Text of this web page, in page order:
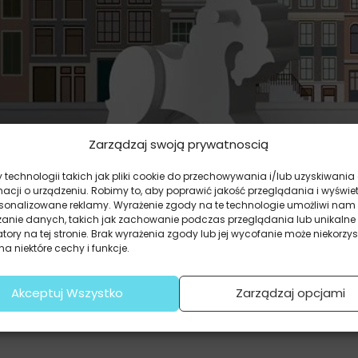
Zarządzaj swoją prywatnoscią
technologii takich jak pliki cookie do przechowywania i/lub uzyskiwania
o urządzeniu. Robimy to, aby poprawić jakość przeglądania i
reklamy. Wyrażenie zgody na te technologie umożliwi nam
danych, takich jak zachowanie podczas przeglądania lub unikalne
na tej stronie. Brak wyrażenia zgody lub jej wycofanie może
niektóre cechy i funkcje.
Akceptuj Wszystko Zarządzaj opcjami
Fruwające Nad Miastem
promocyjna z ostatnich 30 dni: